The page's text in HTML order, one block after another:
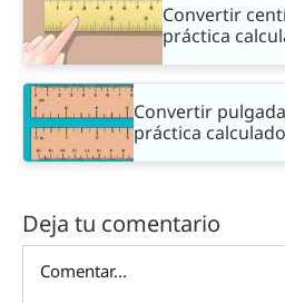
Convertir
práctica
Convertir
práctica
Deja tu comentario